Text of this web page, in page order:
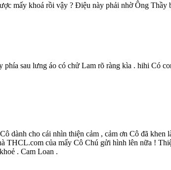
mấy khoá rồi vậy ? Điệu này phải nhờ Ông
sau lưng áo có chử Lam rõ ràng kìa . hihi Có
dành cho cái nhìn thiện cảm , cảm ơn Cô đã
THCL.com của mấy Cô Chú gửi hình lên nữa !
. Cam Loan .